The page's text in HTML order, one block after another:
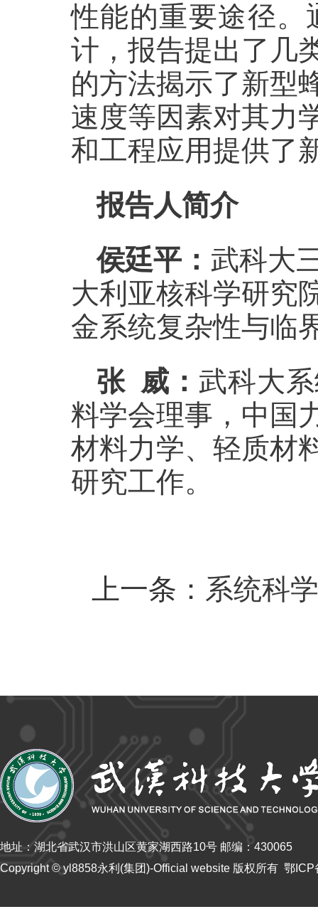
性能的重要途径。
计， 报告提出了几
的方法揭示了新型
速度等因素对其力
和工程应用提供了
报告人简介
侯廷平： 武科大
大利亚核科学研究
金系统复杂性与临
张 威 ：武科大
料学会理事，中国
材料力学、轻质材
研究工作。
上一条： 系统科
地址：湖北省武汉市洪山区黄家湖西路10号 邮编：430065
Copyright © yl8858永利(集团)-Official website 版权所有 鄂ICP